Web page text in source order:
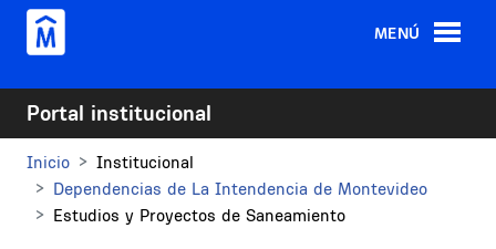
Pasar al contenido principal
MENÚ
Portal institucional
Inicio
Institucional
Dependencias de La Intendencia de Montevideo
Estudios y Proyectos de Saneamiento